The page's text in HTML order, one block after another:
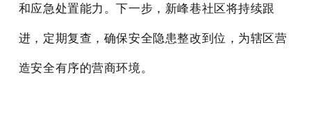
和应急处置能力。下一步，新峰巷社区将持续跟
进，定期复查，确保安全隐患整改到位，为辖区营
造安全有序的营商环境。